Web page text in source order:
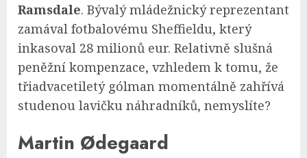
Ramsdale. Bývalý mládežnický reprezentant
zamával fotbalovému Sheffieldu, který
inkasoval 28 milionů eur. Relativně slušná
peněžní kompenzace, vzhledem k tomu, že
třiadvacetiletý gólman momentálně zahřívá
studenou lavičku náhradníků, nemyslíte?
Martin Ødegaard